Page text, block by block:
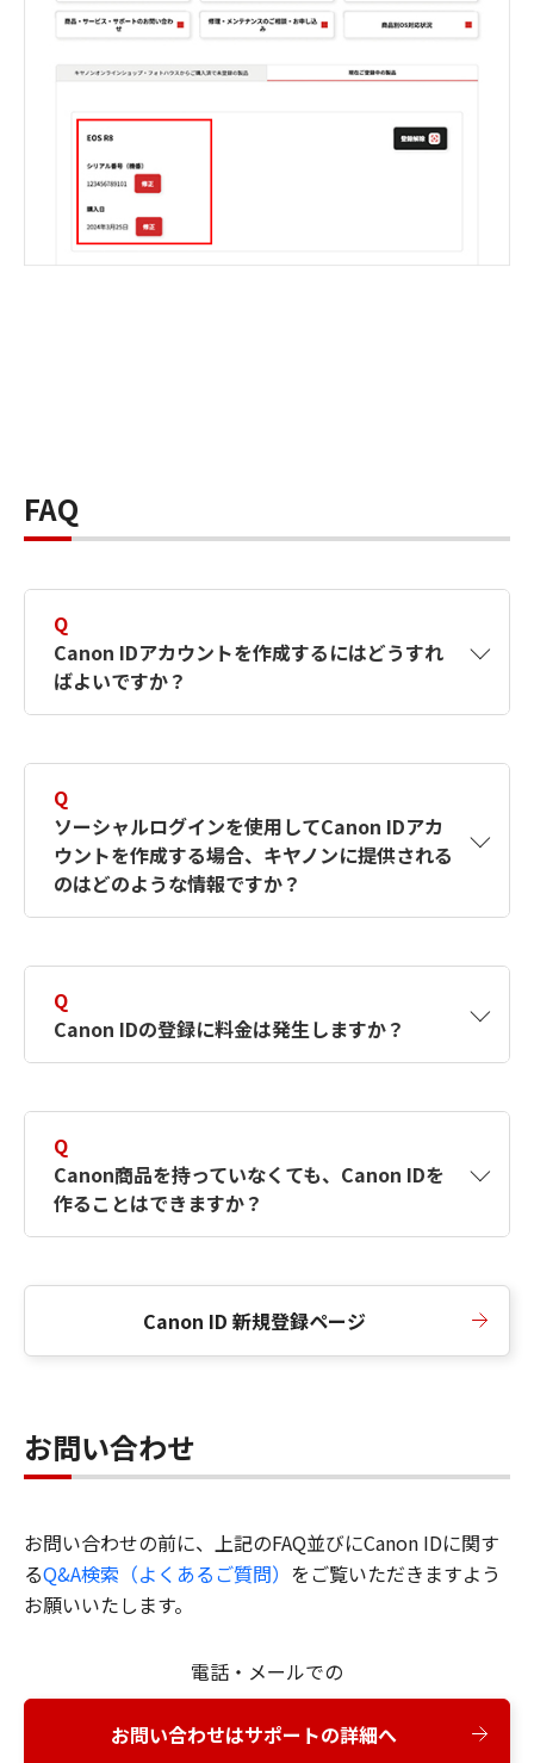
FAQ
Q
Canon IDアカウントを作成するにはどうすれ
ばよいですか？
す。詳しい作成方法は【カメラ】Canon IDとは
何ですか？Canon IDの作成方法は？をご確認く
ださい。
Q
ソーシャルログインを使用してCanon IDアカ
ウントを作成する場合、キヤノンに提供される
のはどのような情報ですか？
択したサービスから取得します。アカウントを
簡単に作成できるように、この情報を使用して
Canon IDの登録フォームを入力します。
Q
Canon IDの登録に料金は発生しますか？
Q
Canon商品を持っていなくても、Canon IDを
作ることはできますか？
Canon ID 新規登録ページ
お問い合わせ
お問い合わせの前に、上記のFAQ並びにCanon IDに関す
るQ&A検索（よくあるご質問） をご覧いただきますよう
お願いいたします。
電話・メールでの
お問い合わせはサポートの詳細へ